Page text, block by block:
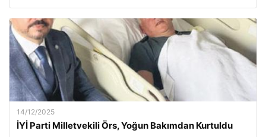
14/12/2025
İYİ Parti Milletvekili Örs, Yoğun Bakımdan Kurtuldu